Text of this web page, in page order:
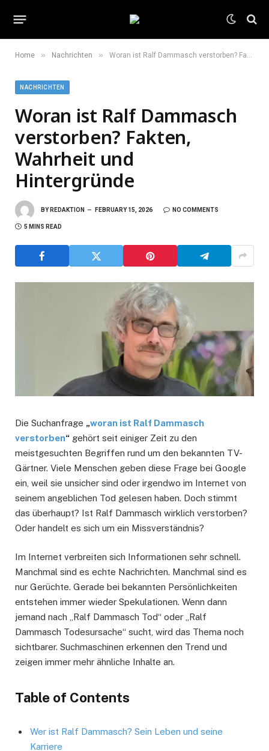
Home » Nachrichten » Woran ist Ralf Dammasch verstorben? Fakten, Wahrheit und Hintergründe
NACHRICHTEN
Woran ist Ralf Dammasch
verstorben? Fakten,
Wahrheit und
Hintergründe
BY REDAKTION FEBRUARY 15, 2026 NO COMMENTS
5 MINS READ
Die Suchanfrage „woran ist Ralf Dammasch
verstorben“ gehört seit einiger Zeit zu den
meistgesuchten Begriffen rund um den bekannten TV-
Gärtner. Viele Menschen geben diese Frage bei Google
ein, weil sie unsicher sind oder irgendwo im Internet von
seinem angeblichen Tod gelesen haben. Doch stimmt
das überhaupt? Ist Ralf Dammasch wirklich verstorben?
Oder handelt es sich um ein Missverständnis?
Im Internet verbreiten sich Informationen sehr schnell.
Manchmal sind es echte Nachrichten. Manchmal sind es
nur Gerüchte. Gerade bei bekannten Persönlichkeiten
entstehen immer wieder Spekulationen. Wenn dann
jemand nach „Ralf Dammasch Tod“ oder „Ralf
Dammasch Todesursache“ sucht, wird das Thema noch
sichtbarer. Suchmaschinen erkennen den Trend und
zeigen immer mehr ähnliche Inhalte an.
Table of Contents
Wer ist Ralf Dammasch? Sein Leben und seine
Karriere